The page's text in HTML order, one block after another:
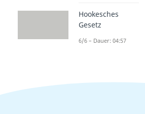
Hookesches
Gesetz
6/6 – Dauer: 04:57